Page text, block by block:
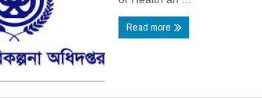
Read more